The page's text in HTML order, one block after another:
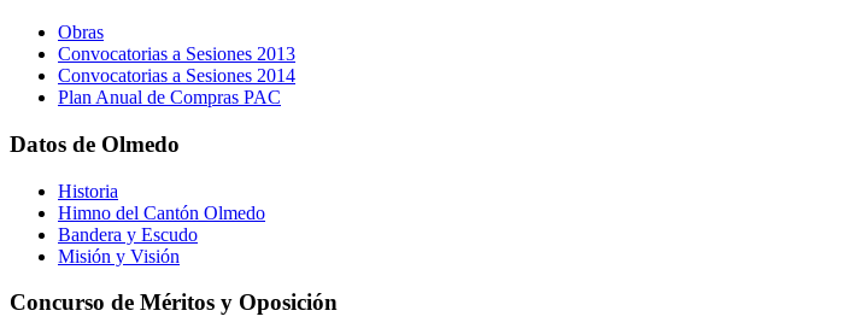
Obras
Convocatorias a Sesiones 2013
Convocatorias a Sesiones 2014
Plan Anual de Compras PAC
Datos de Olmedo
Historia
Himno del Cantón Olmedo
Bandera y Escudo
Misión y Visión
Concurso de Méritos y Oposición